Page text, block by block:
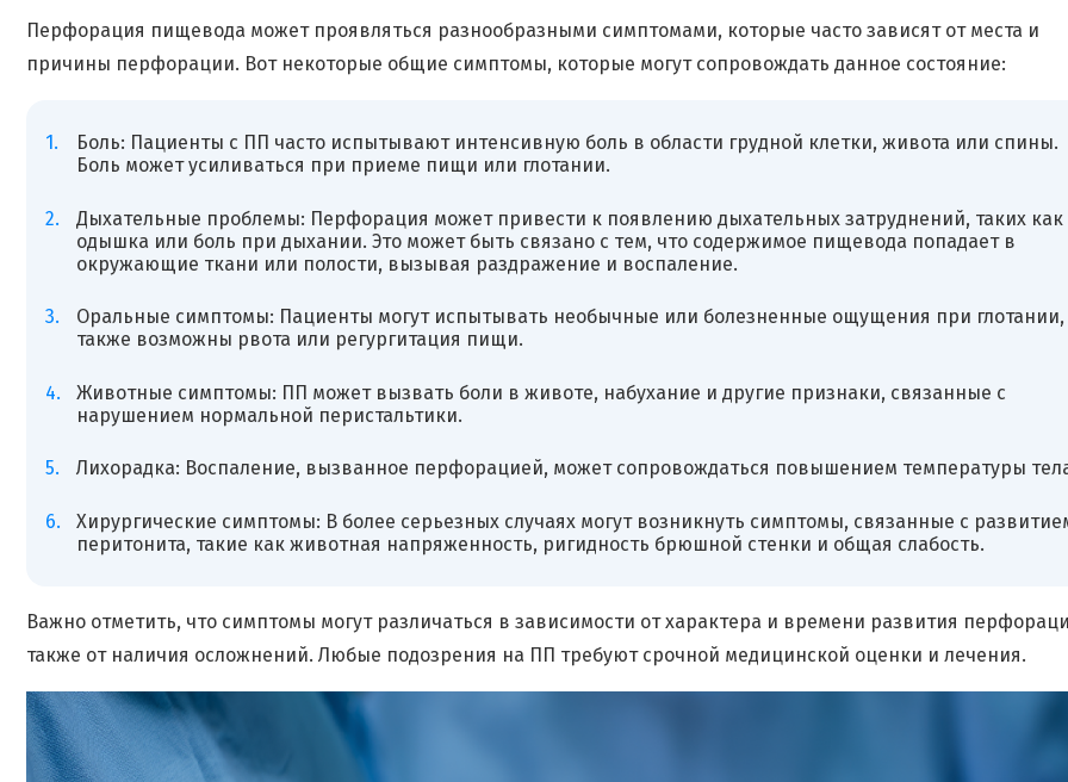
Перфорация пищевода может проявляться разнообразными симптомами, которые часто зависят от места и
причины перфорации. Вот некоторые общие симптомы, которые могут сопровождать данное состояние:
Боль: Пациенты с ПП часто испытывают интенсивную боль в области грудной клетки, живота или спины.
Боль может усиливаться при приеме пищи или глотании.
Дыхательные проблемы: Перфорация может привести к появлению дыхательных затруднений, таких как
одышка или боль при дыхании. Это может быть связано с тем, что содержимое пищевода попадает в
окружающие ткани или полости, вызывая раздражение и воспаление.
Оральные симптомы: Пациенты могут испытывать необычные или болезненные ощущения при глотании,
также возможны рвота или регургитация пищи.
Животные симптомы: ПП может вызвать боли в животе, набухание и другие признаки, связанные с
нарушением нормальной перистальтики.
Лихорадка: Воспаление, вызванное перфорацией, может сопровождаться повышением температуры
Хирургические симптомы: В более серьезных случаях могут возникнуть симптомы, связанные с
перитонита, такие как животная напряженность, ригидность брюшной стенки и общая слабость.
Важно отметить, что симптомы могут различаться в зависимости от характера и времени развития
также от наличия осложнений. Любые подозрения на ПП требуют срочной медицинской оценки и лечения.